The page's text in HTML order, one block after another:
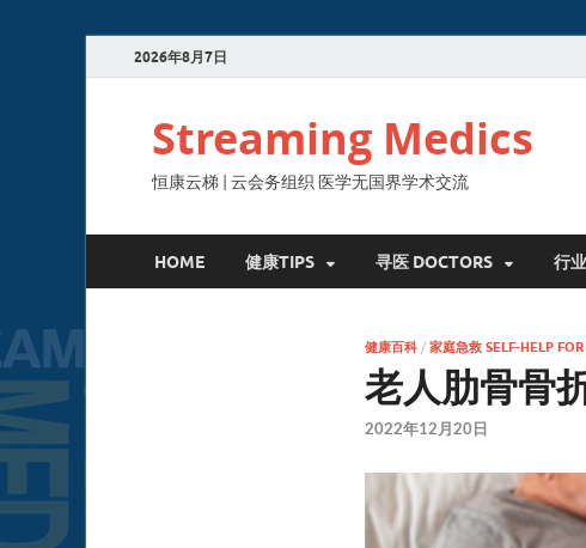
2026年8月7日
Streaming Medics
恒康云梯 | 云会务组织 医学无国界学术交流
HOME 健康TIPS 寻医 DOCTORS 行
健康百科/ 家庭急救 SELF-HELP
老人肋骨骨
2022年12月20日